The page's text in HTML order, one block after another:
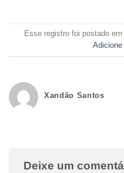
Esse registro foi postado em
Xandão Santos
Deixe um